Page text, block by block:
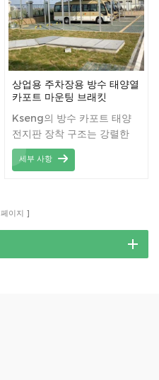
상업용 주차장용 방수 태양열
카포트 마운팅 브래킷
Kseng의 방수 카포트 태양
전지판 장착 구조는 강렬한
태양열로부터 차를 보호합니
다.세부 사항
페이지